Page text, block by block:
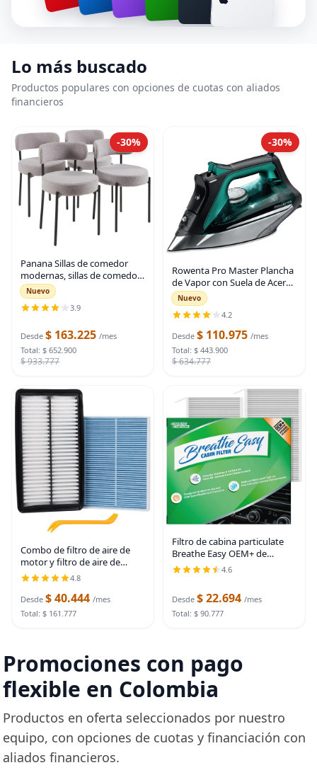
Lo más buscado
Productos populares con opciones de cuotas con aliados
financieros
-30%
Panana Sillas de comedor
modernas, sillas de comedor
redondas tapizadas de
mediados de siglo con patas
de metal negro (4, gris)
Nuevo
3.9
Desde $ 163.225 /mes
Total: $ 652.900
$ 933.777
-30%
Rowenta Pro Master Plancha
de Vapor con Suela de Acero
Inoxidable para Ropa, 210
g/min, 400 Orificios
Microsteam, Algodón, Lana,
Poliéster, Seda,
Nuevo
4.2
Desde $ 110.975 /mes
Total: $ 443.900
$ 634.777
Combo de filtro de aire de
motor y filtro de aire de
cabina para Honda Pilot
2025, Passport 2019-
2025/Acura MDX
4.8
Desde $ 40.444 /mes
Total: $ 161.777
Filtro de cabina particulate
Breathe Easy OEM+ de
Spearhead | Compatible con
el modelo 3 de 2017-25,
OEM | Proporciona
4.6
Desde $ 22.694 /mes
Total: $ 90.777
Promociones con pago
flexible en Colombia
Productos en oferta seleccionados por nuestro
equipo, con opciones de cuotas y financiación con
aliados financieros.